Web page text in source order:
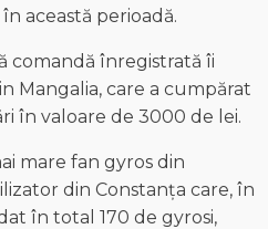
această perioadă.
comandă înregistrată îi
Mangalia, care a cumpărat
în valoare de 3000 de lei.
mare fan gyros din
din Constanța care, în
în total 170 de gyrosi,